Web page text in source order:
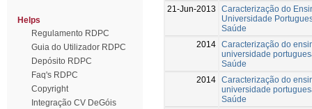
Helps
Regulamento RDPC
Guia do Utilizador RDPC
Depósito RDPC
Faq's RDPC
Copyright
Integração CV DeGóis
21-Jun-2013
Caracterização do
Universidade
Saúde
2014 Caracterização do
universidade
Saúde
2014 Caracterização do
universidade
Saúde